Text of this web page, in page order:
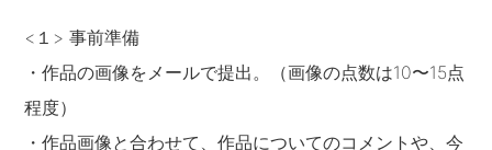
<１> 事前準備
・作品の画像をメールで提出。（画像の点数は10〜15点
程度）
・作品画像と合わせて、作品についてのコメントや、今